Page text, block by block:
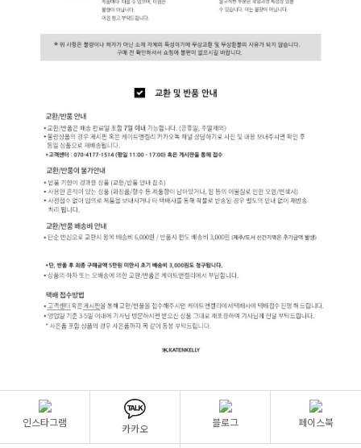
인스타그램
카카오
블로그 페이스북